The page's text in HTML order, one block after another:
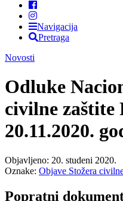
Navigacija
Pretraga
Novosti
Odluke
civilne zaštite
20.11.2020.
Objavljeno: 20. studeni 2020.
Oznake: Objave Stožera
Popratni